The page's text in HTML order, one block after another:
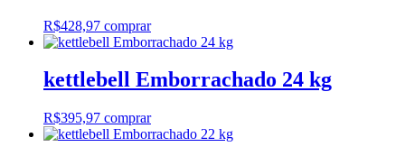
R$428,97 comprar
kettlebell Emborrachado 24 kg
R$395,97 comprar